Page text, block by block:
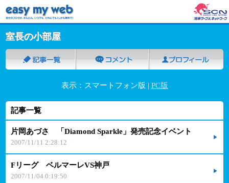
室長の小部屋
表示：スマートフォン版 | PC版
記事一覧
片岡あづさ 「Diamond Sparkle」発売記念イベント
2007/11/11 2:28:12
Fリーグ ベルマーレVS神戸
2007/11/04 0:19:50